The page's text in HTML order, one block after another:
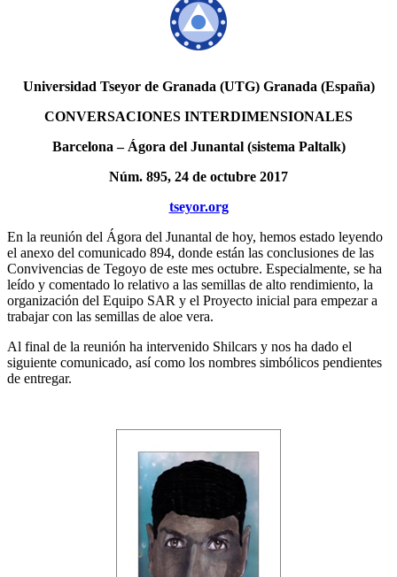
Universidad Tseyor de Granada (UTG) Granada (España)
CONVERSACIONES INTERDIMENSIONALES
Barcelona – Ágora del Junantal (sistema Paltalk)
Núm. 895, 24 de octubre 2017
tseyor.org
En la reunión del Ágora del Junantal de hoy, hemos estado leyendo
el anexo del comunicado 894, donde están las conclusiones de las
Convivencias de Tegoyo de este mes octubre. Especialmente, se ha
leído y comentado lo relativo a las semillas de alto rendimiento, la
organización del Equipo SAR y el Proyecto inicial para empezar a
trabajar con las semillas de aloe vera.
Al final de la reunión ha intervenido Shilcars y nos ha dado el
siguiente comunicado, así como los nombres simbólicos pendientes
de entregar.